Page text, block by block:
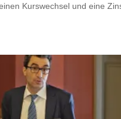
Kurswechsel und eine